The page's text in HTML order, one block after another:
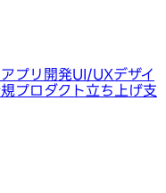
プリ開発UI/UXデザイ
プロダクト立ち上げ支